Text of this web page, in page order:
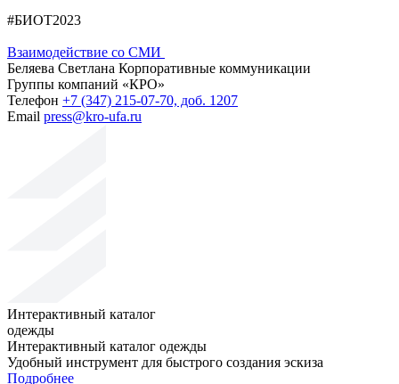
#БИОТ2023
Взаимодействие со СМИ
Беляева Светлана Корпоративные коммуникации
Группы компаний «КРО»
Телефон +7 (347) 215-07-70, доб. 1207
Email press@kro-ufa.ru
Интерактивный каталог
одежды
Интерактивный каталог одежды
Удобный инструмент для быстрого создания эскиза
Подробнее